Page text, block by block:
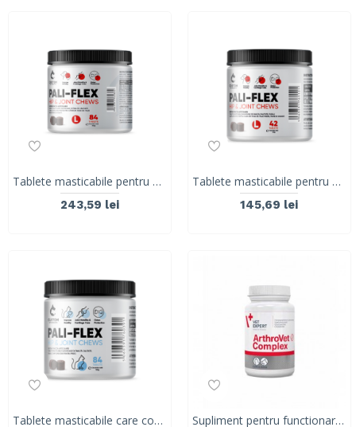
Tablete masticabile pentru combaterea durerii si a inflamatiei articulatiilor rigide, caini de talie mare, PALI-FLEX, L, 84 tablete
243,59 lei
Tablete masticabile pentru combaterea durerii si a inflamatiei articulatiilor rigide, caini de talie mare, PALI-FLEX, L, 42 tablete
145,69 lei
Tablete masticabile care combat durerea și inflamatia articulatiilor la pisici, Pali-Flex Cat, 84 tablete Supliment pentru functionarea normala a cartilajelor si articulatiilor la caini si pisici, Vet Expert Arthrovet Complex 90 Tablete